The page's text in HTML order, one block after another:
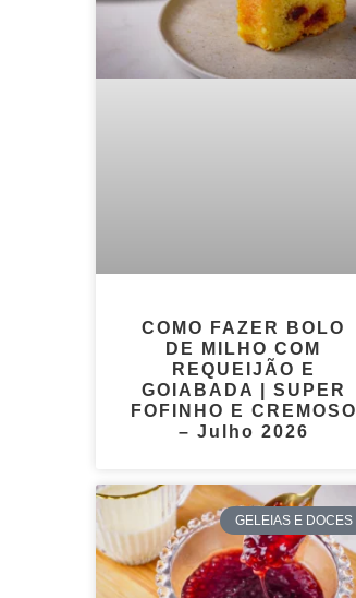
COMO FAZER BOLO
DE MILHO COM
REQUEIJÃO E
GOIABADA | SUPER
FOFINHO E CREMOSO
– Julho 2026
GELEIAS E DOCES